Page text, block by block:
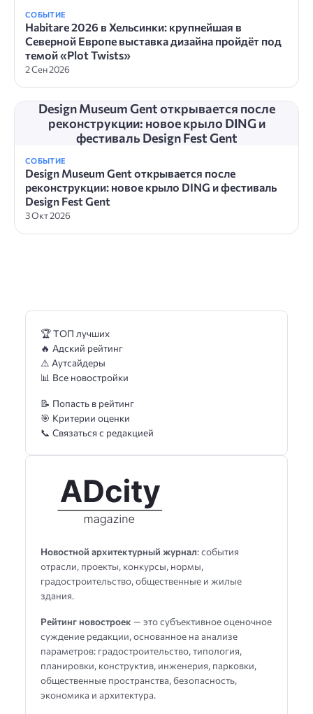
СОБЫТИЕ
Habitare 2026 в Хельсинки: крупнейшая в
Северной Европе выставка дизайна пройдёт под
темой «Plot Twists»
2 Сен 2026
Design Museum Gent открывается после
реконструкции: новое крыло DING и
фестиваль Design Fest Gent
СОБЫТИЕ
Design Museum Gent открывается после
реконструкции: новое крыло DING и фестиваль
Design Fest Gent
3 Окт 2026
Новостной архитектурный журнал: события
отрасли, проекты, конкурсы, нормы,
градостроительство, общественные и жилые
здания.
Рейтинг новостроек — это субъективное оценочное
суждение редакции, основанное на анализе
параметров: градостроительство, типология,
планировки, конструктив, инженерия, парковки,
общественные пространства, безопасность,
экономика и архитектура.
🏆 ТОП лучших
🔥 Адский рейтинг
⚠️ Аутсайдеры
📊 Все новостройки
📝 Попасть в рейтинг
🎯 Критерии оценки
📞 Связаться с редакцией